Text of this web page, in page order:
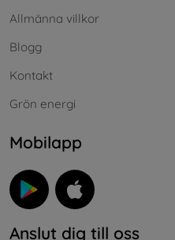
Allmänna villkor
Blogg
Kontakt
Grön energi
Mobilapp
Anslut dig till oss